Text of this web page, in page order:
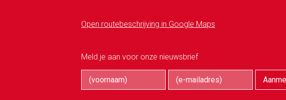
Open routebeschrijving in Google Maps
Meld je aan voor onze nieuwsbrief